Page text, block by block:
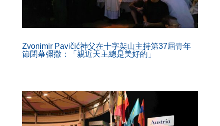
Zvonimir Pavičić神父在十字架山主持第37屆青年
節閉幕彌撒：「親近天主總是美好的」